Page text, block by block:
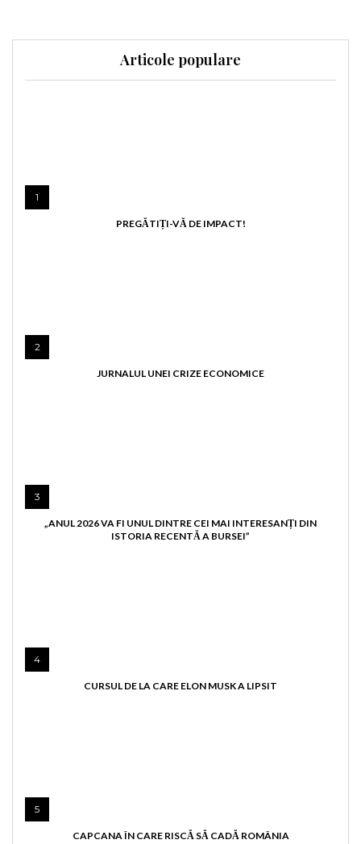
Articole populare
1
PREGĂTIȚI-VĂ DE IMPACT!
2
JURNALUL UNEI CRIZE ECONOMICE
3
„ANUL 2026 VA FI UNUL DINTRE CEI MAI INTERESANȚI DIN
ISTORIA RECENTĂ A BURSEI”
4
CURSUL DE LA CARE ELON MUSK A LIPSIT
5
CAPCANA ÎN CARE RISCĂ SĂ CADĂ ROMÂNIA